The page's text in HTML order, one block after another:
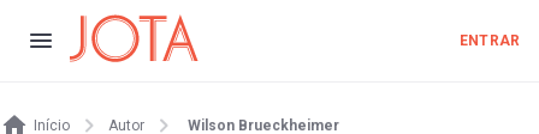
ENTRAR
Início Autor Wilson Brueckheimer